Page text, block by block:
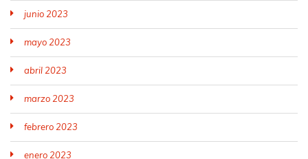
junio 2023
mayo 2023
abril 2023
marzo 2023
febrero 2023
enero 2023